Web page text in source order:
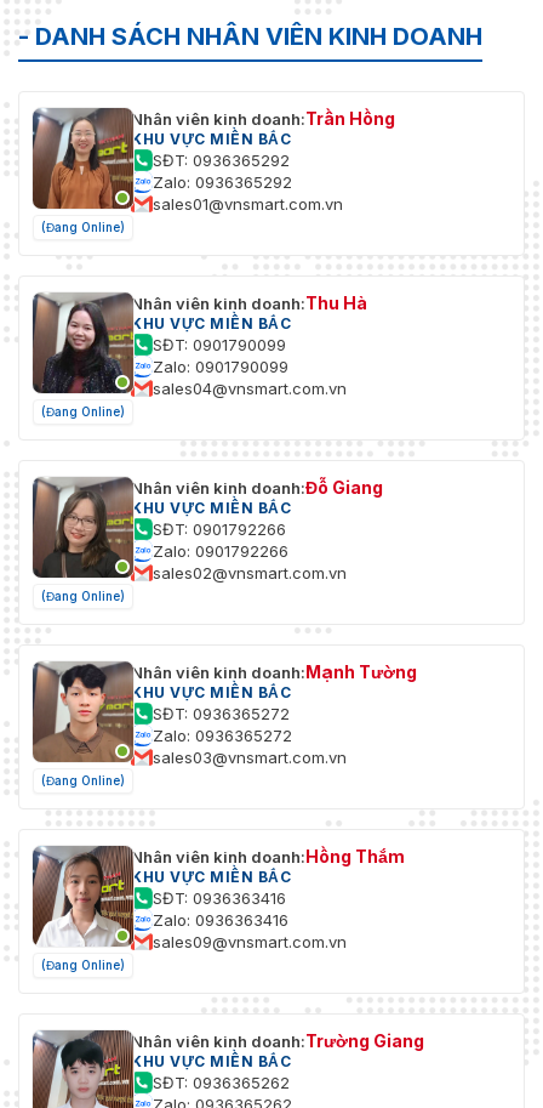
- DANH SÁCH NHÂN VIÊN KINH DOANH
(Đang Online)
Nhân viên kinh doanh:Trần Hồng
KHU VỰC MIỀN BẮC
SĐT: 0936365292
Zalo: 0936365292
sales01@vnsmart.com.vn
(Đang Online)
Nhân viên kinh doanh:Thu Hà
KHU VỰC MIỀN BẮC
SĐT: 0901790099
Zalo: 0901790099
sales04@vnsmart.com.vn
(Đang Online)
Nhân viên kinh doanh:Đỗ Giang
KHU VỰC MIỀN BẮC
SĐT: 0901792266
Zalo: 0901792266
sales02@vnsmart.com.vn
(Đang Online)
Nhân viên kinh doanh:Mạnh Tường
KHU VỰC MIỀN BẮC
SĐT: 0936365272
Zalo: 0936365272
sales03@vnsmart.com.vn
(Đang Online)
Nhân viên kinh doanh:Hồng Thắm
KHU VỰC MIỀN BẮC
SĐT: 0936363416
Zalo: 0936363416
sales09@vnsmart.com.vn
Nhân viên kinh doanh:Trường Giang
KHU VỰC MIỀN BẮC
SĐT: 0936365262